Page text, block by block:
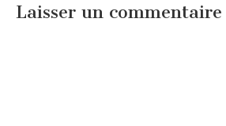
Laisser un commentaire